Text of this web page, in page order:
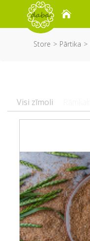
Store Pārtika
Visi zīmoli